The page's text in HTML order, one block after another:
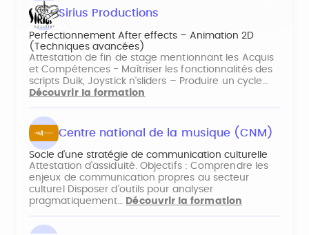
Sirius Productions
Perfectionnement After effects – Animation 2D
(Techniques avancées)
Attestation de fin de stage mentionnant les Acquis
et Compétences - Maîtriser les fonctionnalités des
scripts Duik, Joystick n'sliders – Produire un cycle…
Découvrir la formation
Centre national de la musique (CNM)
Socle d'une stratégie de communication culturelle
Attestation d’assiduité. Objectifs : Comprendre les
enjeux de communication propres au secteur
culturel Disposer d’outils pour analyser
pragmatiquement… Découvrir la formation